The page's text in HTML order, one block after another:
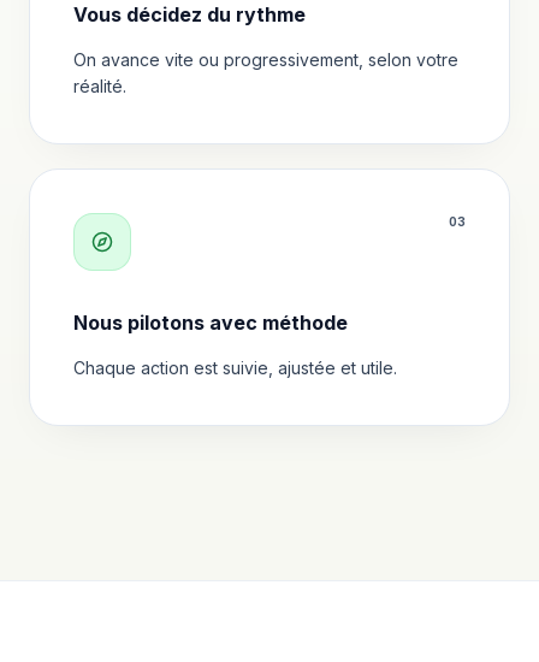
Vous décidez du rythme
On avance vite ou progressivement, selon votre
réalité.
03
Nous pilotons avec méthode
Chaque action est suivie, ajustée et utile.